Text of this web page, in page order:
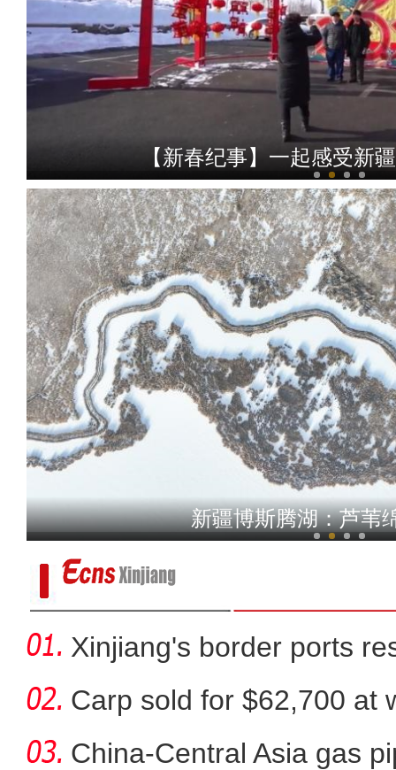
【新春纪事】新疆博湖：张
【新疆故事】新疆大叔用雪
新疆博斯腾湖：芦苇
新疆新源县：“水帘洞”
Xinjiang's border ports
clea
Carp sold for $62,700 at
China-Central Asia gas